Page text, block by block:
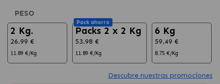
PESO
2 Kg.
26.99 €
11.89 €/Kg
Pack ahorro
Packs 2 x 2 Kg
53.98 €
11.89 €/Kg
6 Kg
59.49 €
8.75 €/Kg
Descubre nuestras promociones